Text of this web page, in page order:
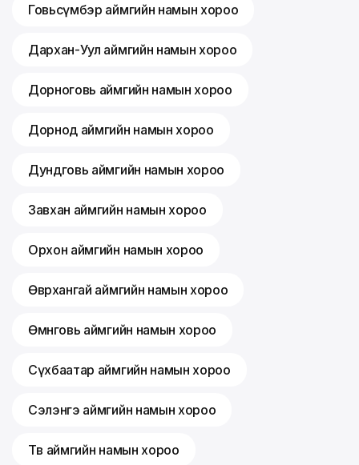
Говьсүмбэр аймгийн намын хороо
Дархан-Уул аймгийн намын хороо
Дорноговь аймгийн намын хороо
Дорнод аймгийн намын хороо
Дундговь аймгийн намын хороо
Завхан аймгийн намын хороо
Орхон аймгийн намын хороо
Өвөрхангай аймгийн намын хороо
Өмнөговь аймгийн намын хороо
Сүхбаатар аймгийн намын хороо
Сэлэнгэ аймгийн намын хороо
Төв аймгийн намын хороо